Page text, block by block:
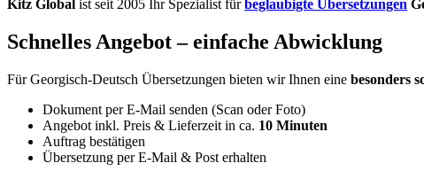
Kitz Global ist seit 2005 Ihr Spezialist fürbeglaubigte Übersetzungen
Schnelles Angebot – einfache Abwicklung
Für Georgisch-Deutsch Übersetzungen bieten wir Ihnen eine besonders
Dokument per E-Mail senden (Scan oder Foto)
Angebot inkl. Preis & Lieferzeit in ca. 10 Minuten
Auftrag bestätigen
Übersetzung per E-Mail & Post erhalten